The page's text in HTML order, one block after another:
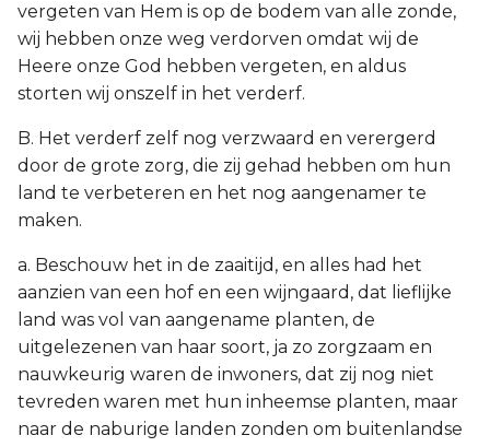
vergeten van Hem is op de bodem van alle zonde,
wij hebben onze weg verdorven omdat wij de
Heere onze God hebben vergeten, en aldus
storten wij onszelf in het verderf.
B. Het verderf zelf nog verzwaard en verergerd
door de grote zorg, die zij gehad hebben om hun
land te verbeteren en het nog aangenamer te
maken.
a. Beschouw het in de zaaitijd, en alles had het
aanzien van een hof en een wijngaard, dat lieflijke
land was vol van aangename planten, de
uitgelezenen van haar soort, ja zo zorgzaam en
nauwkeurig waren de inwoners, dat zij nog niet
tevreden waren met hun inheemse planten, maar
naar de naburige landen zonden om buitenlandse